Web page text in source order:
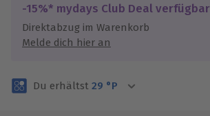
Jeder Gutschein für alle Erlebnisse
Maximale Sicherheit
3 Jahre gültig & verlängerbar.
-15%* mydays Club Deal verfügbar
Direktabzug im Warenkorb
Melde dich hier an
Du erhältst 29 °P